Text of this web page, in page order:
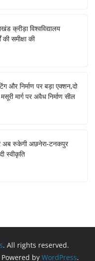
क्रीड़ा विश्वविद्यालय
की समीक्षा की
और निर्माण पर बड़ा एक्शन,दो
मार्ग पर अवैध निर्माण सील
अब रुकेगी अछनेरा-टनकपुर
स्वीकृति
. All rights reserved.
by WordPress.